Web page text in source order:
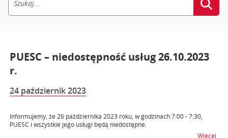
PUESC – niedostępność usług 26.10.2023
r.
24 październik 2023
Informujemy, że 26 października 2023 roku, w godzinach 7:00 - 7:30,
PUESC i wszystkie jego usługi będą niedostępne.
Więcej